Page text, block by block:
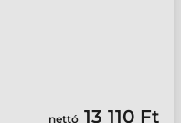
nettó 13 110 Ft